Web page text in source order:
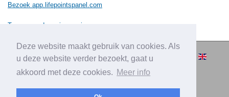
Deze website maakt gebruik van cookies. Als
u deze website verder bezoekt, gaat u
akkoord met deze cookies. Meer info
Bezoek app.lifepointspanel.com
Terug naar de vorige pagina
© 2010-2026 Cashbacksvergelijken.nl -
Over Cashbacksvergelijken.nl | Privacy |
Adverteren | Contact